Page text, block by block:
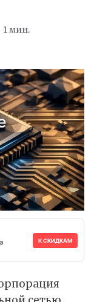
1 мин.
К СКИДКАМ